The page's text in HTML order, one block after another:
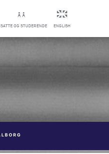
OG STUDERENDE ENGLISH